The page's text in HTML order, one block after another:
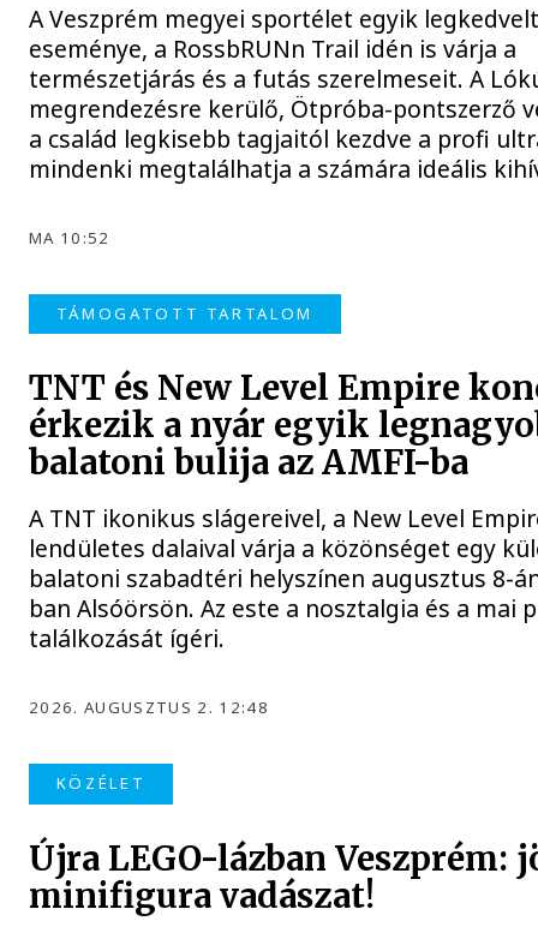
A Veszprém megyei sportélet egyik
eseménye, a RossbRUNn Trail idén is várja a
természetjárás és a futás szerelmeseit. A
megrendezésre kerülő, Ötpróba-pontszerző
a család legkisebb tagjaitól kezdve a profi
mindenki megtalálhatja a számára ideális
MA 10:52
TÁMOGATOTT TARTALOM
TNT és New Level Empire
érkezik a nyár egyik
balatoni bulija az AMFI-ba
A TNT ikonikus slágereivel, a New Level
lendületes dalaival várja a közönséget egy
balatoni szabadtéri helyszínen augusztus 8-
ban Alsóörsön. Az este a nosztalgia és a mai
találkozását ígéri.
2026. AUGUSZTUS 2. 12:48
KÖZÉLET
Újra LEGO-lázban Veszprém:
minifigura vadászat!